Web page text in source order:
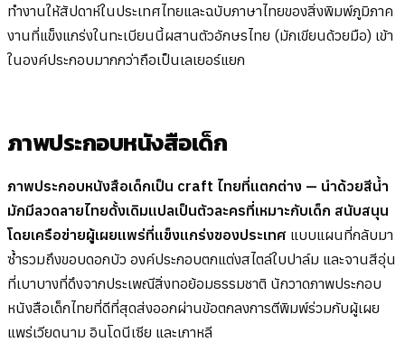
ทำงานให้สัปดาห์ในประเทศไทยและฉบับภาษาไทยของสิ่งพิมพ์ภูมิภาค
งานที่แข็งแกร่งในทะเบียนนี้ผสานตัวอักษรไทย (มักเขียนด้วยมือ) เข้า
ในองค์ประกอบมากกว่าถือเป็นเลเยอร์แยก
ภาพประกอบหนังสือเด็ก
ภาพประกอบหนังสือเด็กเป็น craft ไทยที่แตกต่าง — นำด้วยสีน้ำ
มักมีลวดลายไทยดั้งเดิมแปลเป็นตัวละครที่เหมาะกับเด็ก สนับสนุน
โดยเครือข่ายผู้เผยแพร่ที่แข็งแกร่งของประเทศ แบบแผนที่กลับมา
ซ้ำรวมถึงขอบดอกบัว องค์ประกอบตกแต่งสไตล์ใบปาล์ม และจานสีอุ่น
ที่เบาบางที่ดึงจากประเพณีสิ่งทอย้อมธรรมชาติ นักวาดภาพประกอบ
หนังสือเด็กไทยที่ดีที่สุดส่งออกผ่านข้อตกลงการตีพิมพ์ร่วมกับผู้เผย
แพร่เวียดนาม อินโดนีเซีย และเกาหลี